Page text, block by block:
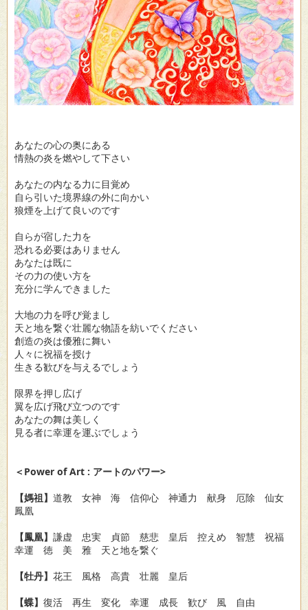
あなたの心の奥にある
情熱の炎を燃やして下さい
あなたの内なる力に目覚め
自ら引いた境界線の外に向かい
狼煙を上げて良いのです
自らが宿した力を
恐れる必要はありません
あなたは既に
その力の使い方を
充分に学んできました
大地の力を呼び覚まし
天と地を繋ぐ壮麗な物語を紡いでください
創造の炎は優雅に舞い
人々に祝福を授け
生きる歓びを与えるでしょう
限界を押し広げ
翼を広げ飛び立つのです
あなたの舞は美しく
見る者に幸運を運ぶでしょう
＜Power of Art : アートのパワー>
【媽祖】 道教 女神 海 信仰心 神通力 献身 厄除 仙女
鳳凰
【鳳凰】 謙虚 忠実 貞節 慈悲 皇后 控えめ 智慧 祝福
幸運 徳 美 雅 天と地を繋ぐ
【牡丹】 花王 風格 高貴 壮麗 皇后
【蝶】 復活 再生 変化 幸運 成長 歓び 風 自由